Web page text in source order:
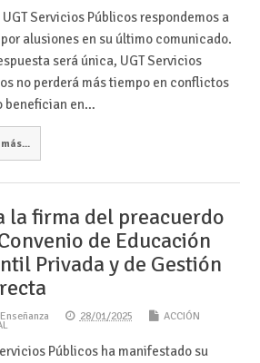
UGT Servicios Públicos respondemos a
por alusiones en su último comunicado.
será única, UGT Servicios
no perderá más tiempo en conflictos
benefician en…
la firma del preacuerdo
de Educación
Privada y de Gestión
28/01/2025 ACCIÓN
Públicos ha manifestado su